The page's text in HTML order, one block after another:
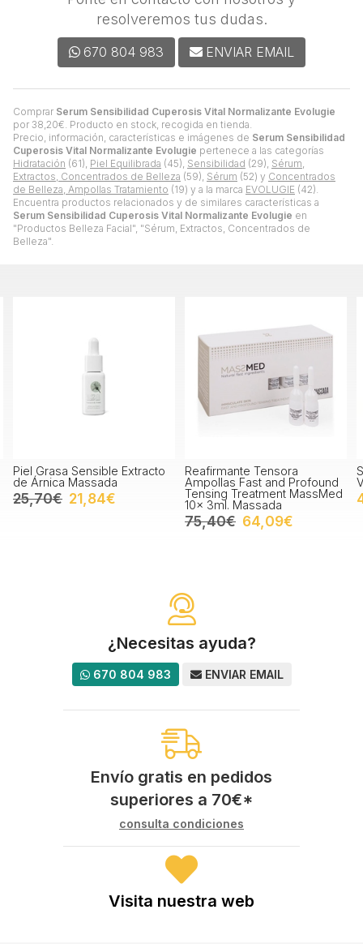
Comprar Serum Sensibilidad Cuperosis Vital Normalizante Evolugie
por 38,20€. Producto en stock, recogida en tienda.
Precio, información, características e imágenes de Serum Sensibilidad
Cuperosis Vital Normalizante Evolugie pertenece a las categorías
Hidratación (61), Piel Equilibrada (45), Sensibilidad (29), Sérum,
Extractos, Concentrados de Belleza (59), Sérum (52) y Concentrados
de Belleza, Ampollas Tratamiento (19) y a la marca EVOLUGIE (42).
Encuentra productos relacionados y de similares características a
Serum Sensibilidad Cuperosis Vital Normalizante Evolugie en
"Productos Belleza Facial", "Sérum, Extractos, Concentrados de
Belleza".
resolveremos tus dudas.
670 804 983 ENVIAR EMAIL
Extracto
Reafirmante Tensora
Ampollas Fast and Profound
Tensing Treatment MassMed
10x 3ml. Massada
64,09€
Serum Arrugas
Vital Derm Protect
48,70€
¿Necesitas ayuda?
670 804 983 ENVIAR EMAIL
Envío gratis en pedidos
superiores a 70€*
consulta condiciones
Visita nuestra web